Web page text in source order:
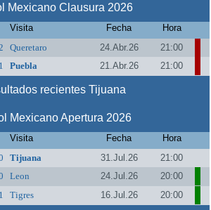
Mexicano Clausura 2026
Visita Fecha
Hora
Queretaro 24.Abr.26
21:00
Puebla 21.Abr.26 21:00
recientes Tijuana
Mexicano Apertura 2026
Visita Fecha
Hora
Tijuana 31.Jul.26
21:00
Leon 24.Jul.26
20:00
Tigres 16.Jul.26 20:00